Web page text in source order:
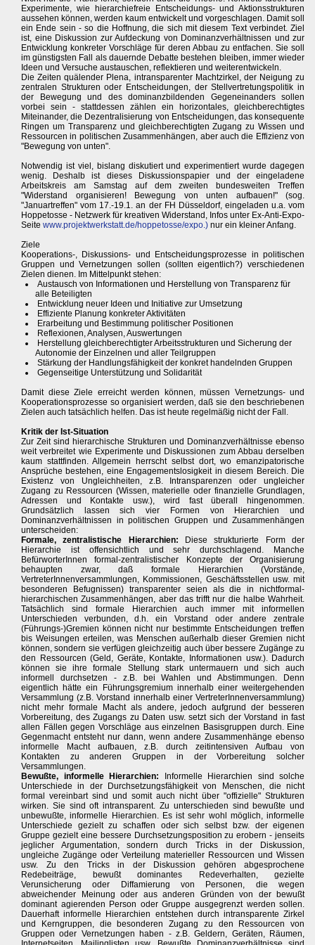
Experimente, wie hierarchiefreie Entscheidungs- und Aktionsstrukturen
aussehen können, werden kaum entwickelt und vorgeschlagen. Damit soll
ein Ende sein - so die Hoffnung, die sich mit diesem Text verbindet. Ziel
ist, eine Diskussion zur Aufdeckung von Dominanzverhältnissen und zur
Entwicklung konkreter Vorschläge für deren Abbau zu entfachen. Sie soll
im günstigsten Fall als dauernde Debatte bestehen bleiben, immer wieder
Ideen und Versuche austauschen, reflektieren und weiterentwickeln.
Die Zeiten quälender Plena, intransparenter Machtzirkel, der Neigung zu
zentralen Strukturen oder Entscheidungen, der Stellvertretungspolitik in
der Bewegung und des dominanzbildenden Gegeneinanders sollen
vorbei sein - stattdessen zählen ein horizontales, gleichberechtigtes
Miteinander, die Dezentralisierung von Entscheidungen, das konsequente
Ringen um Transparenz und gleichberechtigten Zugang zu Wissen und
Ressourcen in politischen Zusammenhängen, aber auch die Effizienz von
"Bewegung von unten".
Notwendig ist viel, bislang diskutiert und experimentiert wurde dagegen
wenig. Deshalb ist dieses Diskussionspapier und der eingeladene
Arbeitskreis am Samstag auf dem zweiten bundesweiten Treffen
"Widerstand organisieren! Bewegung von unten aufbauen!" (sog.
"Januartreffen" vom 17.-19.1. an der FH Düsseldorf, eingeladen u.a. vom
Hoppetosse - Netzwerk für kreativen Widerstand, Infos unter Ex-Anti-Expo-
Seite www.projektwerkstatt.de/hoppetosse/expo.) nur ein kleiner Anfang.
Ziele
Kooperations-, Diskussions- und Entscheidungsprozesse in politischen
Gruppen und Vernetzungen sollen (sollten eigentlich?) verschiedenen
Zielen dienen. Im Mittelpunkt stehen:
Austausch von Informationen und Herstellung von Transparenz für
alle Beteiligten
Entwicklung neuer Ideen und Initiative zur Umsetzung
Effiziente Planung konkreter Aktivitäten
Erarbeitung und Bestimmung politischer Positionen
Reflexionen, Analysen, Auswertungen
Herstellung gleichberechtigter Arbeitsstrukturen und Sicherung der
Autonomie der Einzelnen und aller Teilgruppen
Stärkung der Handlungsfähigkeit der konkret handelnden Gruppen
Gegenseitige Unterstützung und Solidarität
Damit diese Ziele erreicht werden können, müssen Vernetzungs- und
Kooperationsprozesse so organisiert werden, daß sie den beschriebenen
Zielen auch tatsächlich helfen. Das ist heute regelmäßig nicht der Fall.
Kritik der Ist-Situation
Zur Zeit sind hierarchische Strukturen und Dominanzverhältnisse ebenso
weit verbreitet wie Experimente und Diskussionen zum Abbau derselben
kaum stattfinden. Allgemein herrscht selbst dort, wo emanzipatorische
Ansprüche bestehen, eine Engagementslosigkeit in diesem Bereich. Die
Existenz von Ungleichheiten, z.B. Intransparenzen oder ungleicher
Zugang zu Ressourcen (Wissen, materielle oder finanzielle Grundlagen,
Adressen und Kontakte usw.), wird fast überall hingenommen.
Grundsätzlich lassen sich vier Formen von Hierarchien und
Dominanzverhältnissen in politischen Gruppen und Zusammenhängen
unterscheiden:
Formale, zentralistische Hierarchien: Diese strukturierte Form der
Hierarchie ist offensichtlich und sehr durchschlagend. Manche
BefürworterInnen formal-zentralistischer Konzepte der Organisierung
behaupten zwar, daß formale Hierarchien (Vorstände,
VertreterInnenversammlungen, Kommissionen, Geschäftsstellen usw. mit
besonderen Befugnissen) transparenter seien als die in nichtformal-
hierarchischen Zusammenhängen, aber das trifft nur die halbe Wahrheit.
Tatsächlich sind formale Hierarchien auch immer mit informellen
Unterschieden verbunden, d.h. ein Vorstand oder andere zentrale
(Führungs-)Gremien können nicht nur bestimmte Entscheidungen treffen
bis Weisungen erteilen, was Menschen außerhalb dieser Gremien nicht
können, sondern sie verfügen gleichzeitig auch über bessere Zugänge zu
den Ressourcen (Geld, Geräte, Kontakte, Informationen usw.). Dadurch
können sie ihre formale Stellung stark untermauern und sich auch
informell durchsetzen - z.B. bei Wahlen und Abstimmungen. Denn
eigentlich hätte ein Führungsgremium innerhalb einer weitergehenden
Versammlung (z.B. Vorstand innerhalb einer VertreterInnenversammlung)
nicht mehr formale Macht als andere, jedoch aufgrund der besseren
Vorbereitung, des Zugangs zu Daten usw. setzt sich der Vorstand in fast
allen Fällen gegen Vorschläge aus einzelnen Basisgruppen durch. Eine
Gegenmacht entsteht nur dann, wenn andere Zusammenhänge ebenso
informelle Macht aufbauen, z.B. durch zeitintensiven Aufbau von
Kontakten zu anderen Gruppen in der Vorbereitung solcher
Versammlungen.
Bewußte, informelle Hierarchien: Informelle Hierarchien sind solche
Unterschiede in der Durchsetzungsfähigkeit von Menschen, die nicht
formal vereinbart sind und somit auch nicht über "offizielle" Strukturen
wirken. Sie sind oft intransparent. Zu unterschieden sind bewußte und
unbewußte, informelle Hierarchien. Es ist sehr wohl möglich, informelle
Unterschiede gezielt zu schaffen oder sich selbst bzw. der eigenen
Gruppe gezielt eine bessere Durchsetzungsposition zu erobern - jenseits
jeglicher Argumentation, sondern durch Tricks in der Diskussion,
ungleiche Zugänge oder Verteilung materieller Ressourcen und Wissen
usw. Zu den Tricks in der Diskussion gehören abgesprochene
Redebeiträge, bewußt dominantes Redeverhalten, gezielte
Verunsicherung oder Diffamierung von Personen, die wegen
abweichender Meinung oder aus anderen Gründen von der bewußt
dominant agierenden Person oder Gruppe ausgegrenzt werden sollen.
Dauerhaft informelle Hierarchien entstehen durch intransparente Zirkel
und Kerngruppen, die besonderen Zugang zu den Ressourcen von
Gruppen oder Vernetzungen haben - z.B. Geldern, Geräten, Räumen,